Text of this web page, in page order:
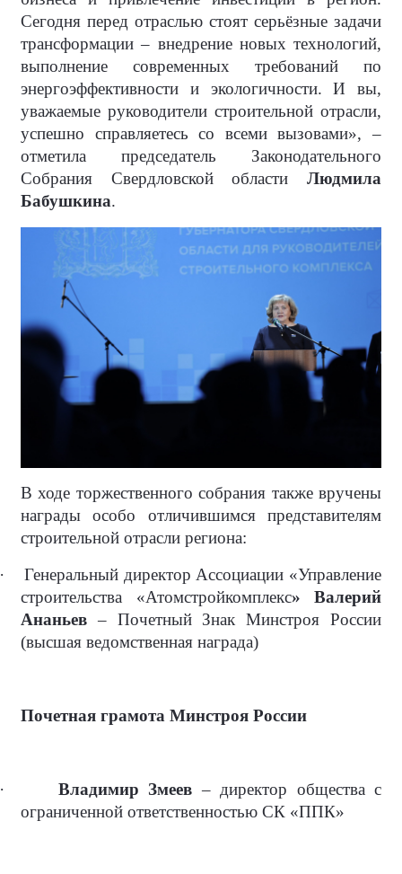
Сегодня перед отраслью стоят серьёзные задачи
трансформации – внедрение новых технологий,
выполнение современных требований по
энергоэффективности и экологичности. И вы,
уважаемые руководители строительной отрасли,
успешно справляетесь со всеми вызовами», –
отметила председатель Законодательного
Собрания Свердловской области Людмила
Бабушкина.
В ходе торжественного собрания также вручены
награды особо отличившимся представителям
строительной отрасли региона:
·
Генеральный директор Ассоциации «Управление
строительства «Атомстройкомплекс» Валерий
Ананьев – Почетный Знак Минстроя России
(высшая ведомственная награда)
Почетная грамота Минстроя России
· Владимир Змеев – директор общества с
ограниченной ответственностью СК «ППК»